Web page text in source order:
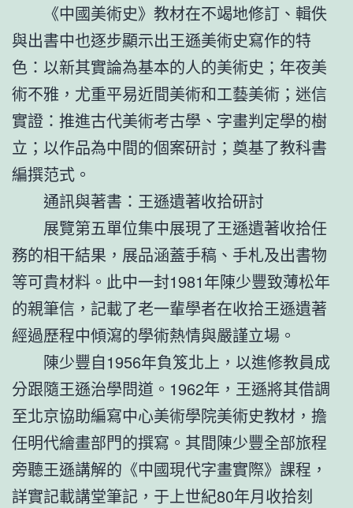
《中國美術史》教材在不竭地修訂、輯佚
與出書中也逐步顯示出王遜美術史寫作的特
色：以新其實論為基本的人的美術史；年夜美
術不雅，尤重平易近間美術和工藝美術；迷信
實證：推進古代美術考古學、字畫判定學的樹
立；以作品為中間的個案研討；奠基了教科書
編撰范式。
通訊與著書：王遜遺著收拾研討
展覽第五單位集中展現了王遜遺著收拾任
務的相干結果，展品涵蓋手稿、手札及出書物
等可貴材料。此中一封1981年陳少豐致薄松年
的親筆信，記載了老一輩學者在收拾王遜遺著
經過歷程中傾瀉的學術熱情與嚴謹立場。
陳少豐自1956年負笈北上，以進修教員成
分跟隨王遜治學問道。1962年，王遜將其借調
至北京協助編寫中心美術學院美術史教材，擔
任明代繪畫部門的撰寫。其間陳少豐全部旅程
旁聽王遜講解的《中國現代字畫實際》課程，
詳實記載講堂筆記，于上世紀80年月收拾刻